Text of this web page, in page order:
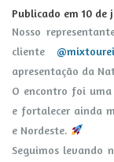
Publicado em 10 de
Nosso
cliente
apresentação da
O encontro foi
e fortalecer ainda
e Nordeste.
Seguimos levando